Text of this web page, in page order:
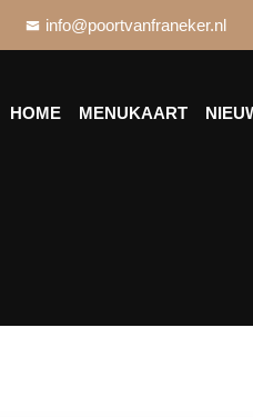
info@poortvanfraneker.nl
HOME MENUKAART